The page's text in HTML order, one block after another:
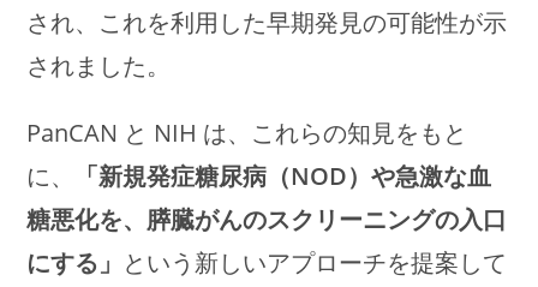
され、これを利用した早期発見の可能性が示
されました。
PanCAN と NIH は、これらの知見をもと
に、
「新規発症糖尿病（NOD）や急激な血
糖悪化を、膵臓がんのスクリーニングの入口
にする」 という新しいアプローチを提案して